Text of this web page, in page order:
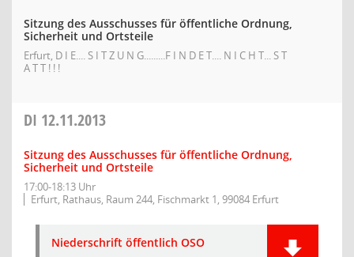
Sitzung des Ausschusses für öffentliche Ordnung,
Sicherheit und Ortsteile
Erfurt, D I E.... S I T Z U N G.........F I N D E T.... N I C H T... S T
A T T ! ! !
DI 12.11.2013
Sitzung des Ausschusses für öffentliche Ordnung,
Sicherheit und Ortsteile
17:00-18:13 Uhr
Erfurt, Rathaus, Raum 244, Fischmarkt 1, 99084 Erfurt
Niederschrift öffentlich OSO